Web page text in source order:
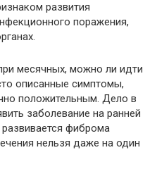
развития
поражения,
месячных, можно ли идти
описанные симптомы,
положительным. Дело в
заболевание на ранней
фиброма
нельзя даже на один